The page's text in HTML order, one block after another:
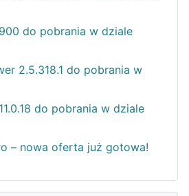
do pobrania w dziale
2.5.318.1 do pobrania w
do pobrania w dziale
– nowa oferta już gotowa!